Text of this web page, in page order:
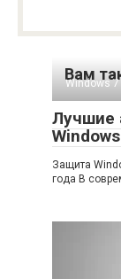
Вам
Windows 7
Лучшие
Защита
года В